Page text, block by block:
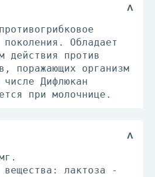
Обладает
действия против
поражающих организм
Дифлюкан
при молочнице.
вещества: лактоза -